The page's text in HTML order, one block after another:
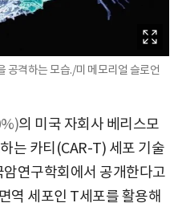
격하는 모습./미 메모리얼 슬로언
의 미국 자회사 베리스모
는 카티(CAR-T) 세포 기술
연구학회에서 공개한다고
역 세포인 T세포를 활용해